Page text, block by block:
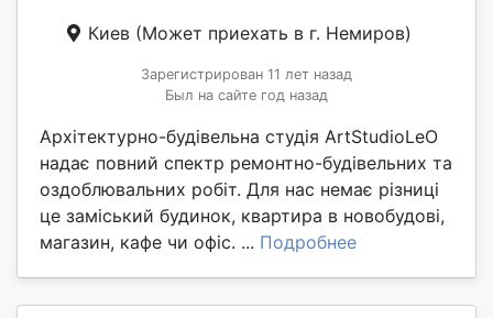
Киев (Может приехать в г. Немиров)
Зарегистрирован 11 лет назад
Был на сайте год назад
Архітектурно-будівельна студія ArtStudioLeO
надає повний спектр ремонтно-будівельних та
оздоблювальних робіт. Для нас немає різниці
це заміський будинок, квартира в новобудові,
магазин, кафе чи офіс. ... Подробнее